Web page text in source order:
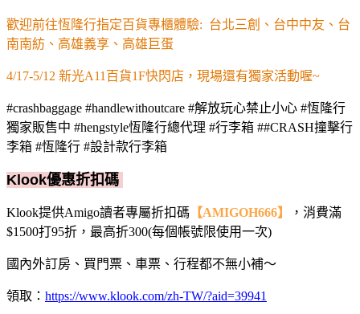
歡迎前往恆隆行指定百貨專櫃體驗: 台北三創、台中中友、台
南南紡、高雄義享、高雄巨蛋
4/17-5/12 新光A11百貨1F快閃店，現場還有獨家活動喔~
#crashbaggage #handlewithoutcare #解放玩心禁止小心 #恆隆行
獨家販售中 #hengstyle恆隆行總代理 #行李箱 ##CRASH撞擊行
李箱 #恆隆行 #設計款行李箱
Klook優惠折扣碼
Klook提供Amigo讀者專屬折扣碼 【AMIGOH666】
，消費滿
$1500打95折，最高折300(每個帳號限使用一次)
國內外訂房、買門票、車票、行程都不無小補～
領取： https://www.klook.com/zh-TW/?aid=39941